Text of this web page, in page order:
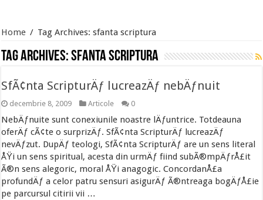
Home / Tag Archives: sfanta scriptura
Tag Archives:sfanta scriptura
SfÃ¢nta ScripturÄƒ lucreazÄƒ nebÄƒnuit
decembrie 8, 2009 Articole 0
NebÄƒnuite sunt conexiunile noastre lÄƒuntrice. Totdeauna
oferÄƒ cÃ¢te o surprizÄƒ. SfÃ¢nta ScripturÄƒ lucreazÄƒ
nevÄƒzut. DupÄƒ teologi, SfÃ¢nta ScripturÄƒ are un sens literal
ÅŸi un sens spiritual, acesta din urmÄƒ fiind subÃ®mpÄƒrÅ£it
Ã®n sens alegoric, moral ÅŸi anagogic. ConcordanÅ£a
profundÄƒ a celor patru sensuri asigurÄƒ Ã®ntreaga bogÄƒÅ£ie
pe parcursul citirii vii …